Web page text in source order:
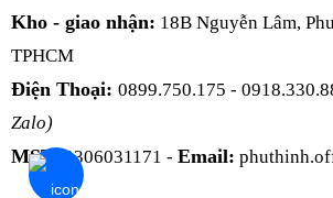
Kho - giao nhận: 18B Nguyễn Lâm,
TPHCM
Điện Thoại: 0899.750.175 -
Zalo)
MST: 0306031171 - Email: